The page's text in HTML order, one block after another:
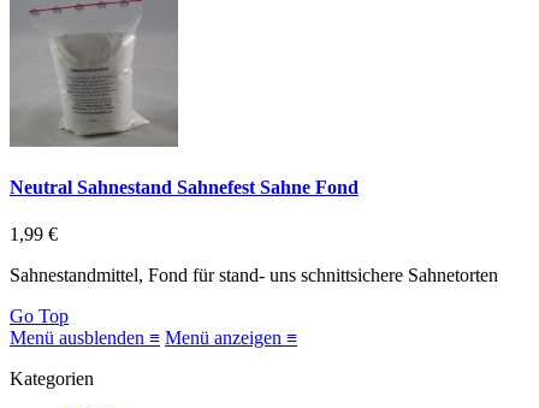
Neutral Sahnestand Sahnefest Sahne Fond
1,99 €
Sahnestandmittel, Fond für stand- uns schnittsichere Sahnetorten
Go Top
Menü ausblenden ≡ Menü anzeigen ≡
Kategorien